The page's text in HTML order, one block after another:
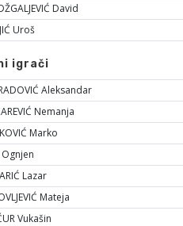
David
Uroš
igrači
Aleksandar
Nemanja
Marko
Ognjen
Lazar
Mateja
Vukašin